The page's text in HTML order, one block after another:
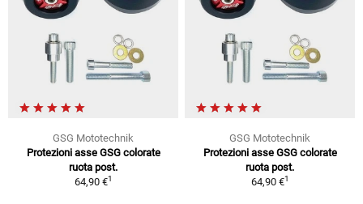
GSG Mototechnik
Protezioni asse GSG colorate
ruota post.
64,90 €1
GSG Mototechnik
Protezioni asse GSG colorate
ruota post.
64,90 €1